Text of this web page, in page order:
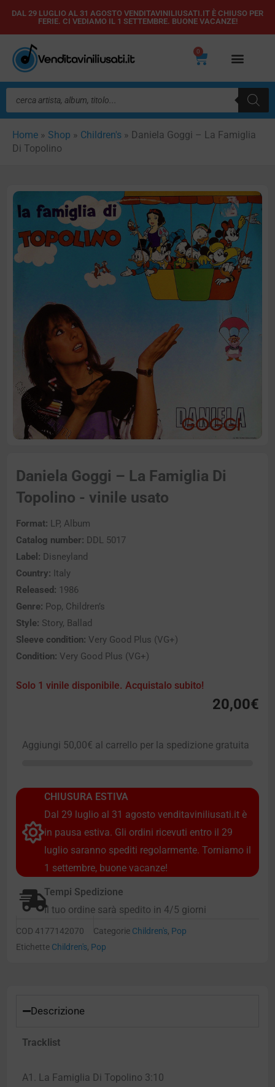
Vai
contenuto
DAL 29 LUGLIO AL 31 AGOSTO VENDITAVINILIUSATI.IT È CHIUSO PER
FERIE. CI VEDIAMO IL 1 SETTEMBRE. BUONE VACANZE!
0
Carrello
Ricerca
prodotti
Home » Shop » Children's » Daniela Goggi – La Famiglia
Di Topolino
Daniela Goggi – La Famiglia Di
Topolino - vinile usato
Format: LP, Album
Catalog number: DDL 5017
Label: Disneyland
Country: Italy
Released: 1986
Genre: Pop, Children’s
Style: Story, Ballad
Sleeve condition: Very Good Plus (VG+)
Condition: Very Good Plus (VG+)
Solo 1 vinile disponibile. Acquistalo subito!
20,00€
Aggiungi 50,00€ al carrello per la spedizione gratuita
CHIUSURA ESTIVA
Dal 29 luglio al 31 agosto venditaviniliusati.it è
in pausa estiva. Gli ordini ricevuti entro il 29
luglio saranno spediti regolarmente. Torniamo il
1 settembre, buone vacanze!
Tempi Spedizione
Il tuo ordine sarà spedito in 4/5 giorni
COD 4177142070 Categorie Children's, Pop
Etichette Children's, Pop
Descrizione
Tracklist
A1. La Famiglia Di Topolino 3:10